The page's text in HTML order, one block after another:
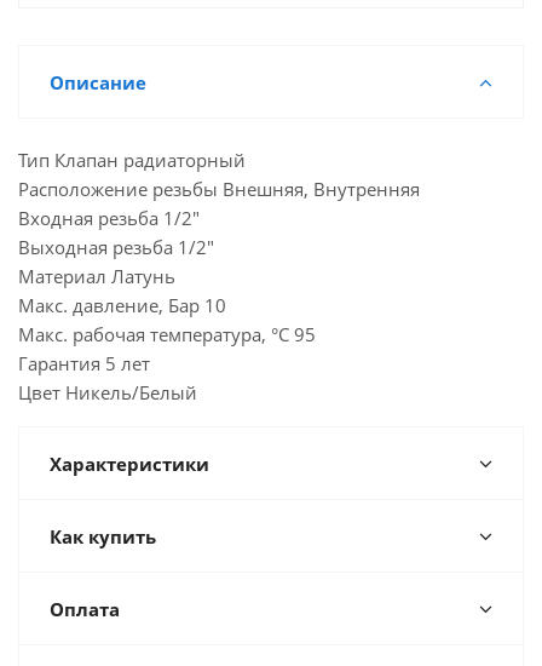
Описание
Тип Клапан радиаторный
Расположение резьбы Внешняя, Внутренняя
Входная резьба 1/2"
Выходная резьба 1/2"
Материал Латунь
Макс. давление, Бар 10
Макс. рабочая температура, °С 95
Гарантия 5 лет
Цвет Никель/Белый
Характеристики
Как купить
Оплата